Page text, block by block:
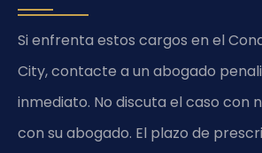
Si enfrenta estos cargos en el
City, contacte a un abogado
inmediato. No discuta el caso con
con su abogado. El plazo de